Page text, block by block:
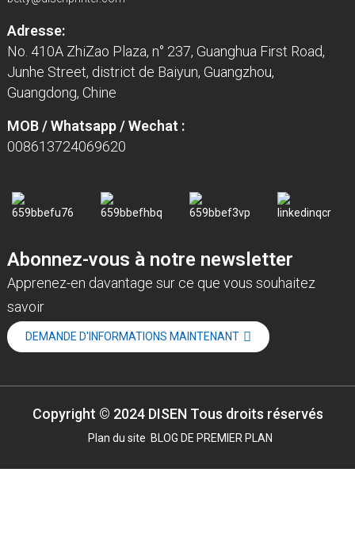
Adresse:
No. 410A ZhiZao Plaza, n° 237, Guanghua First Road,
Junhe Street, district de Baiyun, Guangzhou,
Guangdong, Chine
MOB / Whatsapp / Wechat :
008613724069620
Abonnez-vous à notre newsletter
Apprenez-en davantage sur ce que vous souhaitez
savoir
DEMANDE D'INFORMATIONS MAINTENANT
Copyright © 2024 DISEN Tous droits réservés
Plan du site BLOG DE PREMIER PLAN